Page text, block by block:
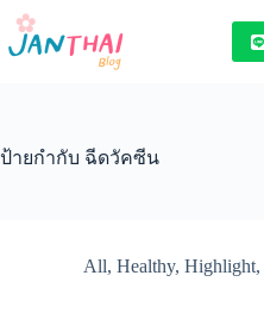
Skip
content
ป้ายกำกับ ฉีดวัคซีน
All, Healthy, Highlight,